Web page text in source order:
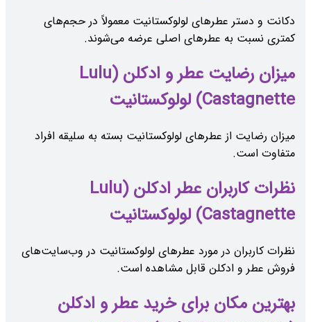
دکانت و دستر عطرهای لولوکستانیت معمولاً در حجم‌های
کمتری نسبت به عطرهای اصلی عرضه می‌شوند.
میزان رضایت عطر و ادکلن (Lulu
Castagnette) لولوکستانیت
میزان رضایت از عطرهای لولوکستانیت بسته به سلیقه افراد
متفاوت است.
نظرات کاربران عطر ادکلن (Lulu
Castagnette) لولوکستانیت
نظرات کاربران در مورد عطرهای لولوکستانیت در وب‌سایت‌های
فروش عطر و ادکلن قابل مشاهده است.
بهترین مکان برای خرید عطر و ادکلن